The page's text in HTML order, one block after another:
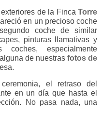
de la Finca Torre
en un precioso coche
coche de similar
pinturas llamativas y
especialmente
de nuestras fotos de
el retraso del
en un día que hasta el
No pasa nada, una